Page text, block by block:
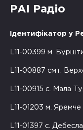
РАІ Радіо
Ідентифікатор у
L11-00399 м.
L11-00887 смт.
L11-00915 с. Мала
L11-01203 м. Яремче
L11-01397 с.